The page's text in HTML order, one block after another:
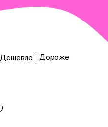
Дешевле Дороже